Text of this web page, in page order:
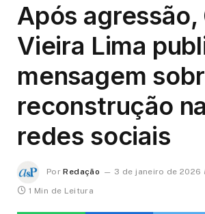
Após agressão,
Vieira Lima
mensagem
reconstrução
redes sociais
Por Redação
3 de janeiro de 2026
1 Min de Leitura